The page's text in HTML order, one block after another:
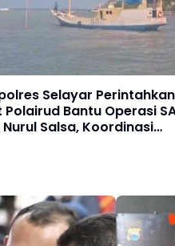
Selayar Perintahkan
Polairud Bantu Operasi
Nurul Salsa, Koordinasi